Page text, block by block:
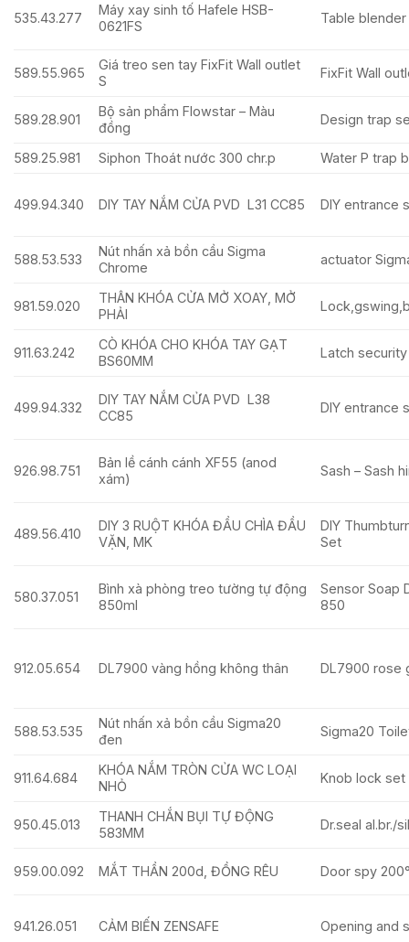
535.43.277
Máy xay sinh tố Hafele HSB-
0621FS
Table
589.55.965
Giá treo sen tay FixFit Wall outlet
S
FixFit Wall
589.28.901
Bộ sản phẩm Flowstar – Màu
đồng
Design trap
589.25.981 Siphon Thoát nước 300 chr.p Water P trap
499.94.340 DIY TAY NẮM CỬA PVD L31 CC85 DIY entrance
588.53.533
Nút nhấn xả bồn cầu Sigma
Chrome
actuator
981.59.020
THÂN KHÓA CỬA MỞ XOAY, MỞ
PHẢI
911.63.242
CÒ KHÓA CHO KHÓA TAY GẠT
BS60MM
Latch
499.94.332
DIY TAY NẮM CỬA PVD L38
CC85
DIY entrance
926.98.751
Bản lề cánh cánh XF55 (anod
xám)
Sash – Sash
489.56.410
DIY 3 RUỘT KHÓA ĐẦU CHÌA ĐẦU
VẶN, MK
DIY
Set
580.37.051
Bình xà phòng treo tường tự động
850ml
Sensor Soap
850
912.05.654 DL7900 vàng hồng không thân DL7900 rose
588.53.535
Nút nhấn xả bồn cầu Sigma20
đen
Sigma20
911.64.684
KHÓA NẮM TRÒN CỬA WC LOẠI
NHỎ
Knob lock set
950.45.013
THANH CHẮN BỤI TỰ ĐỘNG
583MM
Dr.seal al.br./
959.00.092 MẮT THẦN 200d, ĐỒNG RÊU Door spy
941.26.051 CẢM BIẾN ZENSAFE Opening and